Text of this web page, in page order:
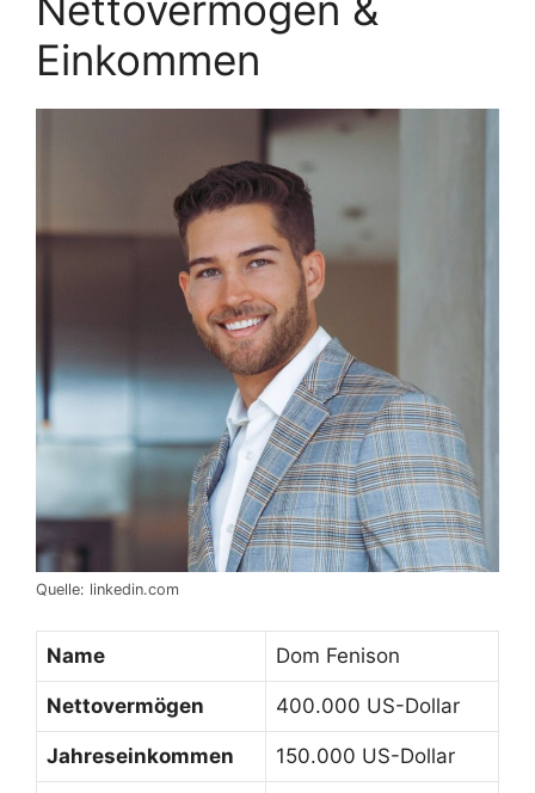
Einkommen
Quelle: linkedin.com
Name Dom Fenison
Nettovermögen 400.000 US-Dollar
Jahreseinkommen 150.000 US-Dollar